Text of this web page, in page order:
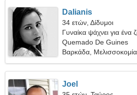
Dalianis
34 ετών, Δίδυμοι
Γυναίκα ψάχνει για ένα
Quemado De Guines
Βαρκάδα, Μελισσοκομία
Joel